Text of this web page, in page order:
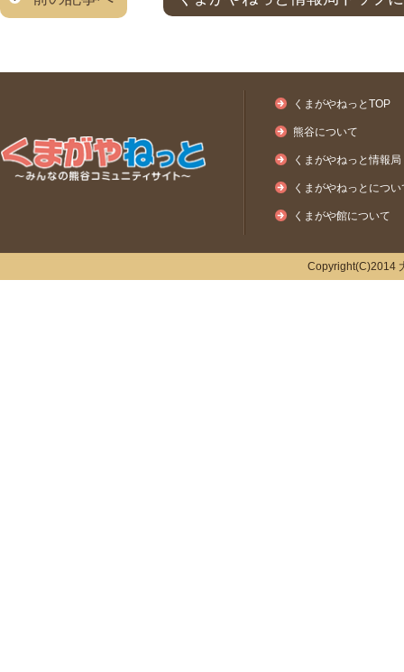
くまがやねっとTOP
熊谷について
くまがやねっと情報局
くまがやねっとについ
くまがや館について
Copyright(C)2014